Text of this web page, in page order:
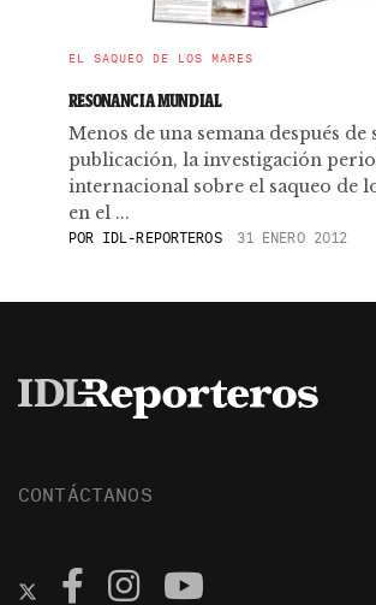
EL SAQUEO DE LOS MARES
RESONANCIA MUNDIAL
Menos de una semana después de
publicación, la investigación
internacional sobre el saqueo de
en el ...
POR IDL-REPORTEROS 31 ENERO 2012
CONTÁCTANOS